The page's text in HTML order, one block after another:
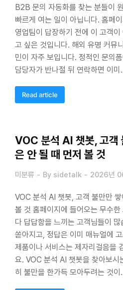
B2B 문의 자동화를 찾는 분들이
빠르게 여는 일이 아닙니다. 홈페
영업팀이 답장하기 전에 이 고객
고 싶은 것입니다. 해외 유명 커뮤
민이 자주 보입니다. 정적인 문의
담당자가 반나절 뒤 연락하면 이
Read article
VOC 분석 AI 챗봇, 고객
은 안 될 때 먼저 볼 것
미분류 By sidetalk 2026년
VOC 분석 AI 챗봇, 고객 불만만
볼 것 홈페이지에 들어오는 무수
다 답답함을 느끼는 고객님들이 많
쏟아지고, 정답은 이미 매뉴얼에
제품이나 서비스는 제자리걸음을
요. VOC 분석 AI 챗봇을 찾아보시
히 불만을 한가득 모아두려는 것